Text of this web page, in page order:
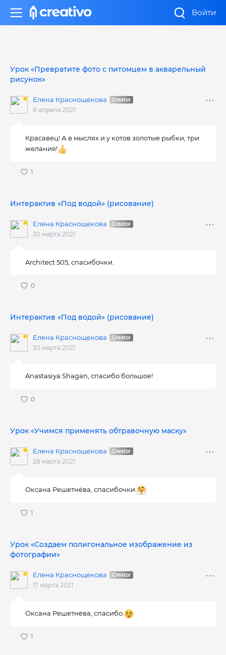
Войти
Урок «Превратите фото с питомцем в акварельный
рисунок»
Елена Краснощекова
8 апреля 2021
Красавец! А в мыслях и у котов золотые рыбки, три
желания!
Интерактив «Под водой» (рисование)
Елена Краснощекова
30 марта 2021
Architect 505, спасибочки.
Интерактив «Под водой» (рисование)
Елена Краснощекова
30 марта 2021
Anastasiya Shagan, спасибо большое!
Урок «Учимся применять обтравочную маску»
Елена Краснощекова
28 марта 2021
Оксана Решетнёва, спасибочки.
Урок «Создаем полигональное изображение из
фотографии»
Елена Краснощекова
17 марта 2021
Оксана Решетнёва, спасибо.